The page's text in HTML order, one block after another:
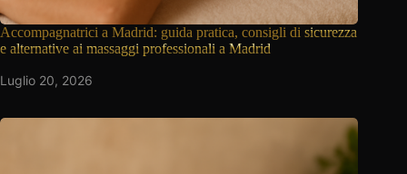
Accompagnatrici a Madrid: guida pratica, consigli di sicurezza
e alternative ai massaggi professionali a Madrid
Luglio 20, 2026